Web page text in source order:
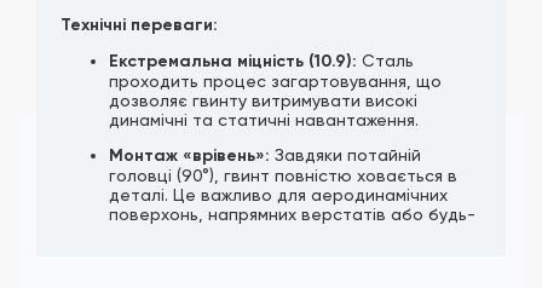
Технічні переваги:
Екстремальна міцність (10.9): Сталь
проходить процес загартовування, що
дозволяє гвинту витримувати високі
динамічні та статичні навантаження.
Монтаж «врівень»: Завдяки потайній
головці (90°), гвинт повністю ховається в
деталі. Це важливо для аеродинамічних
поверхонь, напрямних верстатів або будь-